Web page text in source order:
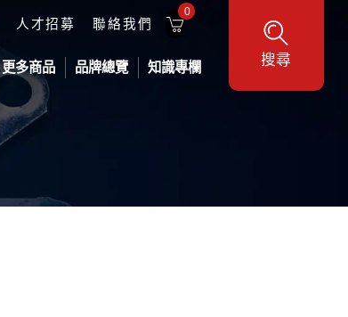
人才招募 聯絡我們
0
搜尋
更多商品 品牌總覽
DELTA 台達工業機器人
知識專欄